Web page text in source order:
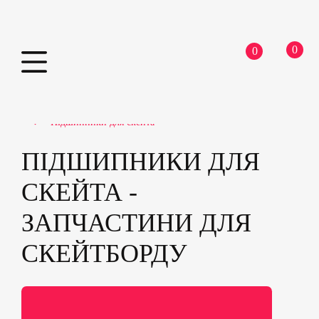
content
0 0
Підшипники для скейта
ПІДШИПНИКИ ДЛЯ
СКЕЙТА -
ЗАПЧАСТИНИ ДЛЯ
СКЕЙТБОРДУ